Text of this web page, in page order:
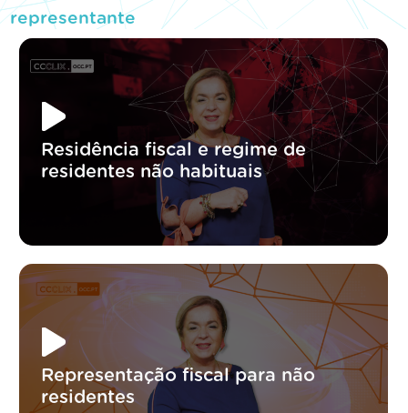
representante
Residência fiscal e regime de
residentes não habituais
Representação fiscal para não
residentes